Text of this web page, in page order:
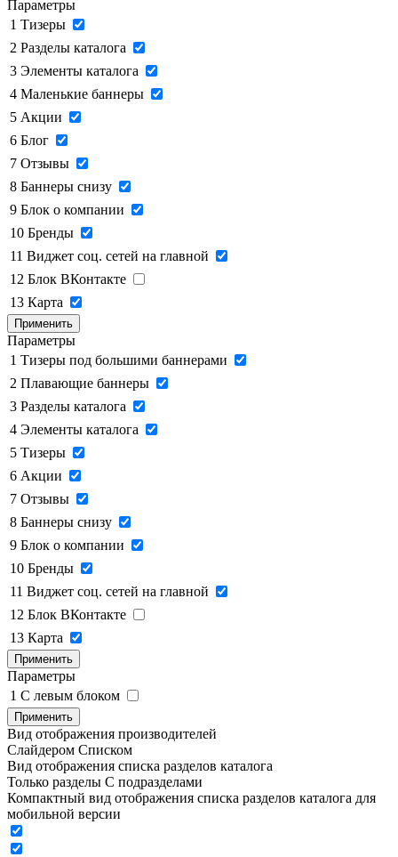
Параметры
1 Тизеры
2 Разделы каталога
3 Элементы каталога
4 Маленькие баннеры
5 Акции
6 Блог
7 Отзывы
8 Баннеры снизу
9 Блок о компании
10 Бренды
11 Виджет соц. сетей на главной
12 Блок ВКонтакте
13 Карта
Применить
Параметры
1 Тизеры под большими баннерами
2 Плавающие баннеры
3 Разделы каталога
4 Элементы каталога
5 Тизеры
6 Акции
7 Отзывы
8 Баннеры снизу
9 Блок о компании
10 Бренды
11 Виджет соц. сетей на главной
12 Блок ВКонтакте
13 Карта
Применить
Параметры
1 C левым блоком
Применить
Вид отображения производителей
Слайдером Списком
Вид отображения списка разделов каталога
Только разделы С подразделами
Компактный вид отображения списка разделов каталога для
мобильной версии